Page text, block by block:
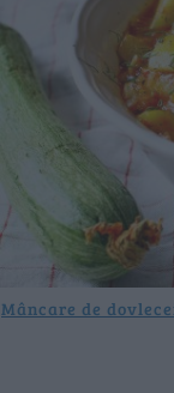
Mâncare de